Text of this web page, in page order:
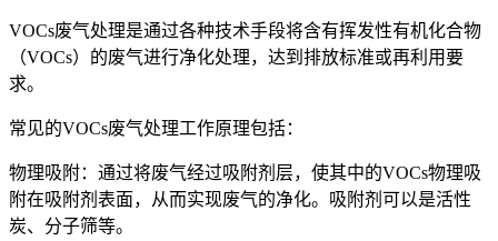
VOCs废气处理是通过各种技术手段将含有挥发性有机化合物
（VOCs）的废气进行净化处理，达到排放标准或再利用要
求。
常见的VOCs废气处理工作原理包括：
物理吸附：通过将废气经过吸附剂层，使其中的VOCs物理吸
附在吸附剂表面，从而实现废气的净化。吸附剂可以是活性
炭、分子筛等。